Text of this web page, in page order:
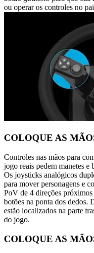
ou operar os controles no
COLOQUE AS
Controles nas mãos para
jogo reais pedem manetes e
Os joysticks analógicos
para mover personagens e
PoV de 4 direções
botões na ponta dos dedos.
estão localizados na parte
do jogo.
COLOQUE AS